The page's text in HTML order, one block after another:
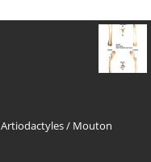
Artiodactyles/ Mouton